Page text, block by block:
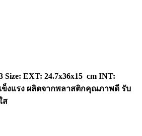
EXT: 24.7x36x15 cm INT:
แข็งแรง ผลิตจากพลาสติกคุณภาพดี รับ
ส